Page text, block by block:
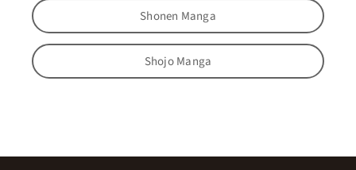
Shonen Manga
Shojo Manga